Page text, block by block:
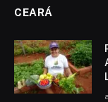
CEARÁ